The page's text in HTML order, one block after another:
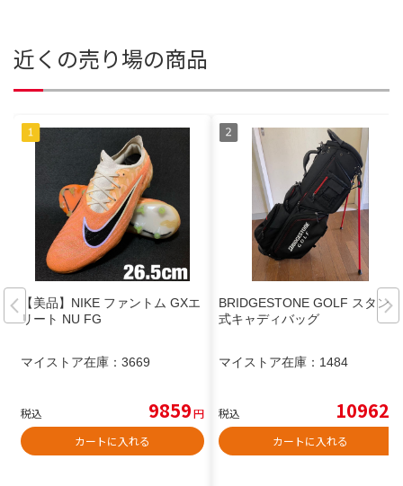
近くの売り場の商品
【美品】NIKE ファントム GXエ
リート NU FG
マイストア在庫： 3669
税込 9859円
カートに入れる
BRIDGESTONE GOLF スタンド
式キャディバッグ
マイストア在庫： 1484
税込 10962
カートに入れる